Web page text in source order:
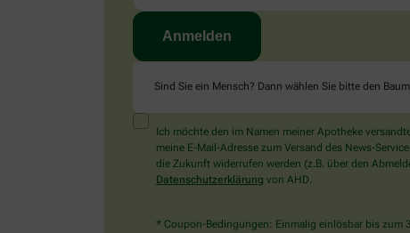
Sind Sie ein Mensch? Dann wählen Sie bitte den Baum
Ich möchte den im Namen meiner Apotheke
meine E-Mail-Adresse zum Versand des News-
die Zukunft widerrufen werden (z.B. über den
Datenschutzerklärung von AHD.
* Coupon-Bedingungen: Einmalig einlösbar bis zum